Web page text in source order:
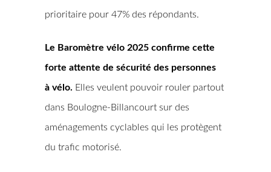
prioritaire pour 47% des répondants.
Le Baromètre vélo 2025 confirme cette
forte attente de sécurité des personnes
à vélo. Elles veulent pouvoir rouler partout
dans Boulogne-Billancourt sur des
aménagements cyclables qui les protègent
du trafic motorisé.